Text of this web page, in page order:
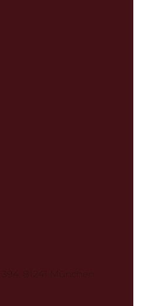
81241 München